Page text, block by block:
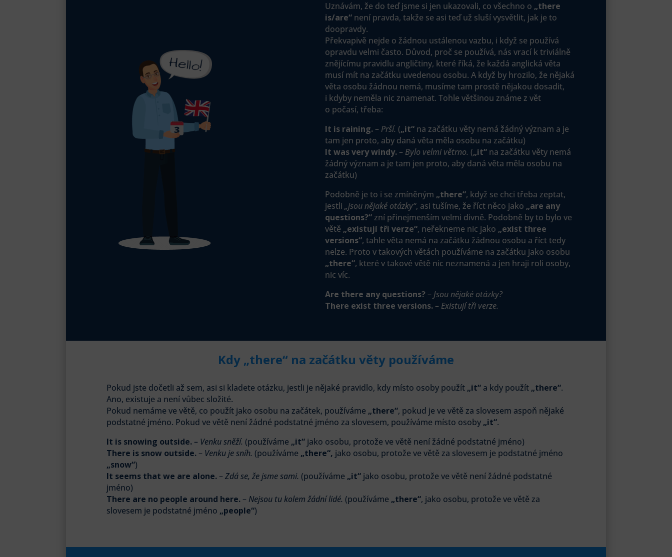
Uznávám, že do teď jsme si jen ukazovali, co všechno o „there
is/are“ není pravda, takže se asi teď už sluší vysvětlit, jak je to
doopravdy.
Překvapivě nejde o žádnou ustálenou vazbu, i když se používá
opravdu velmi často. Důvod, proč se používá, nás vrací k triviálně
znějícímu pravidlu angličtiny, které říká, že každá anglická věta
musí mít na začátku uvedenou osobu. A když by hrozilo, že nějaká
věta osobu žádnou nemá, musíme tam prostě nějakou dosadit,
i kdyby neměla nic znamenat. Tohle většinou známe z vět
o počasí, třeba:
It is raining.– Prší. („it“ na začátku věty nemá žádný význam a je
tam jen proto, aby daná věta měla osobu na začátku)
It was very windy.– Bylo velmi větrno. („it“ na začátku věty nemá
žádný význam a je tam jen proto, aby daná věta měla osobu na
začátku)
Podobně je to i se zmíněným „there“, když se chci třeba zeptat,
jestli„jsou nějaké otázky“, asi tušíme, že říct něco jako „are any
questions?“zní přinejmenším velmi divně. Podobně by to bylo ve
větě „existují tři verze“, neřekneme nic jako „exist three
versions“, tahle věta nemá na začátku žádnou osobu a říct tedy
nelze. Proto v takových větách používáme na začátku jako osobu
„there“, které v takové větě nic neznamená a jen hraji roli osoby,
nic víc.
Are there any questions?–Jsou nějaké otázky?
There exist three versions.– Existují tři verze.
Kdy „there“ na začátku věty používáme
Pokud jste dočetli až sem, asi si kladete otázku, jestli je nějaké pravidlo, kdy místo osoby použít „it“ a kdy použít „there“.
Ano, existuje a není vůbec složité.
Pokud nemáme ve větě, co použít jako osobu na začátek, používáme „there“, pokud je ve větě za slovesem aspoň nějaké
podstatné jméno. Pokud ve větě není žádné podstatné jméno za slovesem, používáme místo osoby „it“.
It is snowing outside.– Venku sněží. (používáme „it“ jako osobu, protože ve větě není žádné podstatné jméno)
There is snow outside.– Venku je sníh. (používáme „there“, jako osobu, protože ve větě za slovesem je podstatné jméno
„snow“)
It seems that we are alone.–Zdá se, že jsme sami. (používáme „it“ jako osobu, protože ve větě není žádné podstatné
jméno)
There are no people around here.– Nejsou tu kolem žádní lidé. (používáme „there“, jako osobu, protože ve větě za
slovesem je podstatné jméno „people“)